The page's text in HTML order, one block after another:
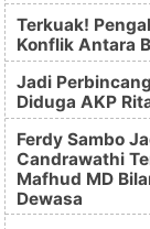
Terkuak!
Konflik Antara
Jadi
Diduga AKP
Ferdy Sambo
Candrawathi
Mafhud MD
Dewasa